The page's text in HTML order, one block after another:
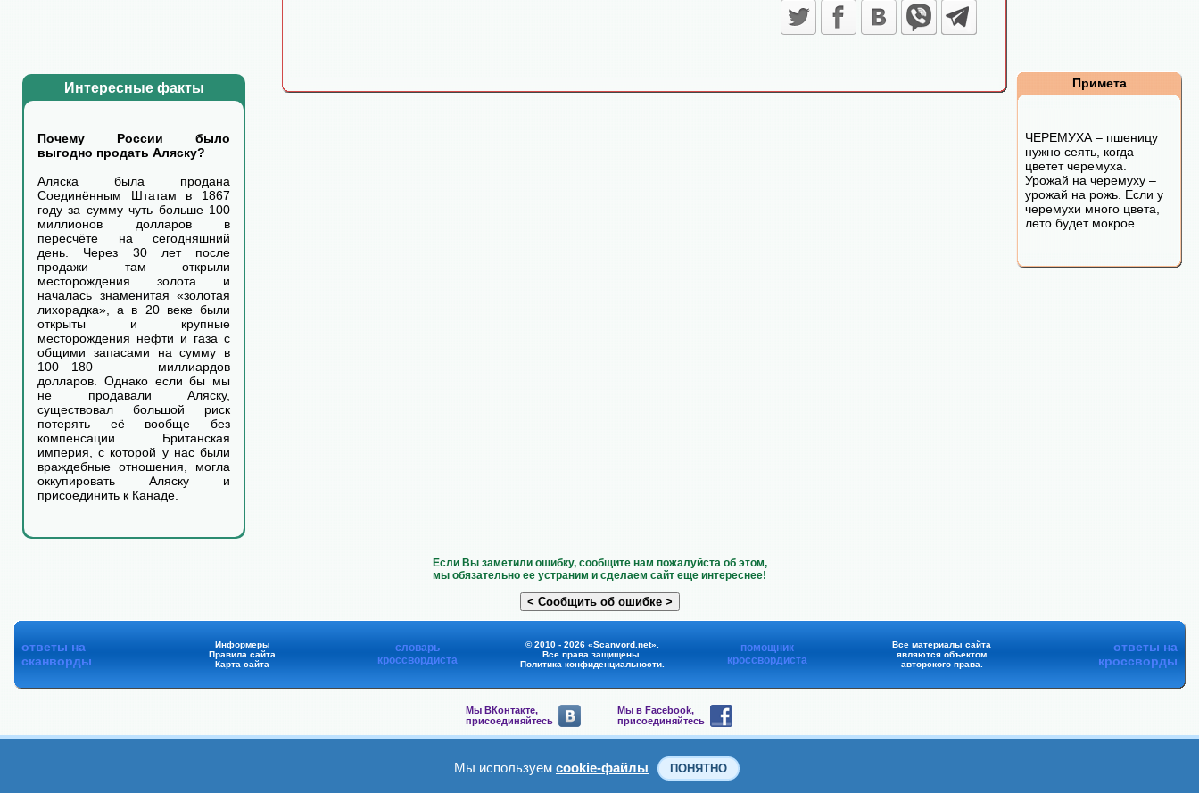
Интересные факты
Почему России было
выгодно продать Аляску?
Аляска была продана
Соединённым Штатам в 1867
году за сумму чуть больше 100
миллионов долларов в
пересчёте на сегодняшний
день. Через 30 лет после
продажи там открыли
месторождения золота и
началась знаменитая «золотая
лихорадка», а в 20 веке были
открыты и крупные
месторождения нефти и газа с
общими запасами на сумму в
100—180 миллиардов
долларов. Однако если бы мы
не продавали Аляску,
существовал большой риск
потерять её вообще без
компенсации. Британская
империя, с которой у нас были
враждебные отношения, могла
оккупировать Аляску и
присоединить к Канаде.
Примета
ЧЕРЕМУХА – пшеницу
нужно сеять, когда
цветет черемуха.
Урожай на черемуху –
урожай на рожь. Если у
черемухи много цвета,
лето будет мокрое.
Если Вы заметили ошибку, сообщите нам пожалуйста об этом,
мы обязательно ее устраним и сделаем сайт еще интереснее!
ответы на
сканворды
Информеры
Правила сайта
Карта сайта
словарь
кроссвордиста
© 2010 - 2026 «Scanvord.net».
Все права защищены.
Политика конфиденциальности.
помощник
кроссвордиста
Все материалы сайта
являются объектом
авторского права.
ответы на
кроссворды
Мы ВКонтакте,
присоединяйтесь
Мы в Facebook,
присоединяйтесь
присоединяйтесь
Мы используем cookie-файлы ПОНЯТНО